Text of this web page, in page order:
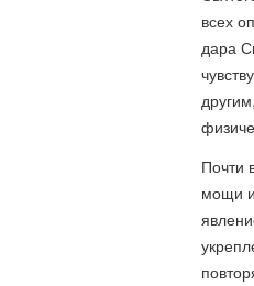
всех
дара
Почти
мощи